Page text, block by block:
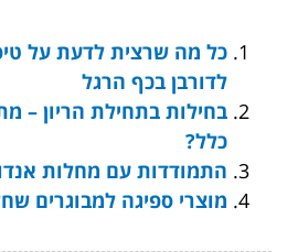
כל מה שרצית לדעת על
לדורבן בכף הרגל
בחילות בתחילת הריון –
כלל?
התמודדות עם מחלות
מוצרי ספיגה למבוגרים